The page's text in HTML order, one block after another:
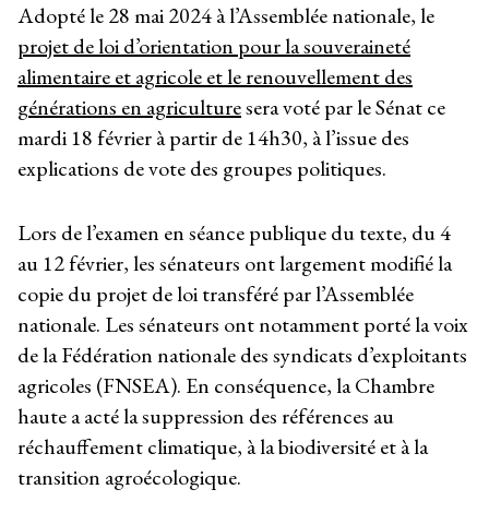
Adopté le 28 mai 2024 à l’Assemblée nationale, le
projet de loi d’orientation pour la souveraineté
alimentaire et agricole et le renouvellement des
générations en agriculturesera voté par le Sénat ce
mardi 18 février à partir de 14h30, à l’issue des
explications de vote des groupes politiques.
Lors de l’examen en séance publique du texte, du 4
au 12 février, les sénateurs ont largement modifié la
copie du projet de loi transféré par l’Assemblée
nationale. Les sénateurs ont notamment porté la voix
de la Fédération nationale des syndicats d’exploitants
agricoles (FNSEA). En conséquence, la Chambre
haute a acté la suppression des références au
réchauffement climatique, à la biodiversité et à la
transition agroécologique.